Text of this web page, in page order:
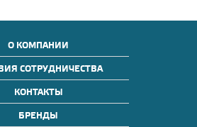
О КОМПАНИИ
СОТРУДНИЧЕСТВА
КОНТАКТЫ
БРЕНДЫ